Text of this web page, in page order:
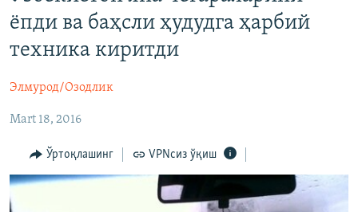
ўтинг
Қидиришга
ўтинг
На русском
ИЖТИМОИЙ ТАРМОҚЛАР
Озодлик бошқа тилларда
ёпди ва баҳсли ҳудудга ҳарбий
техника киритди
Элмурод/Озодлик
Mart 18, 2016
Ўртоқлашинг VPNсиз ўқиш